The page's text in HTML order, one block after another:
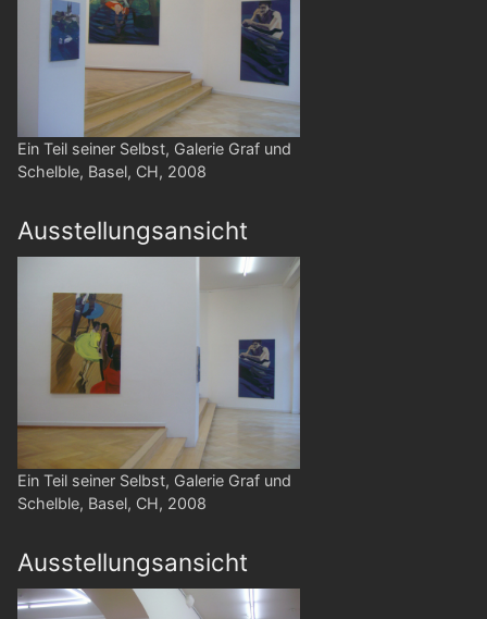
Ein Teil seiner Selbst, Galerie Graf und
Schelble, Basel, CH, 2008
Ausstellungsansicht
Ein Teil seiner Selbst, Galerie Graf und
Schelble, Basel, CH, 2008
Ausstellungsansicht